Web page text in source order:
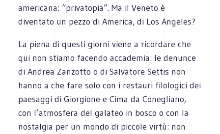
americana: “privatopia”. Ma il Veneto è
diventato un pezzo di America, di Los Angeles?
La piena di questi giorni viene a ricordare che
qui non stiamo facendo accademia: le denunce
di Andrea Zanzotto o di Salvatore Settis non
hanno a che fare solo con i restauri filologici dei
paesaggi di Giorgione e Cima da Conegliano,
con l’atmosfera del galateo in bosco o con la
nostalgia per un mondo di piccole virtù: non